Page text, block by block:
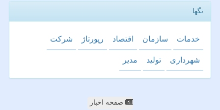
تگها
خدمات سازمان اقتصاد رپورتاژ شركت
شهرداری تولید مدیر
صفحه اخبار